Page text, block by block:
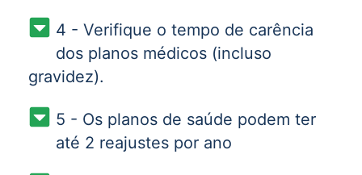
4 - Verifique o tempo de carência
dos planos médicos (incluso
gravidez).
5 - Os planos de saúde podem ter
até 2 reajustes por ano